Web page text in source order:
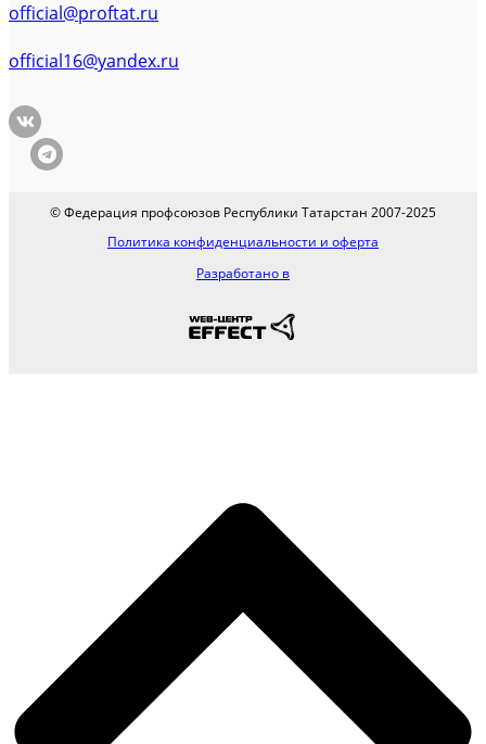
official@proftat.ru
official16@yandex.ru
© Федерация профсоюзов Республики Татарстан 2007-2025
Политика конфиденциальности и оферта
Разработано в